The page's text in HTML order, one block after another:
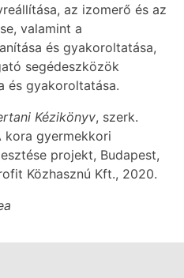
az izomerő és az
valamint a
és gyakoroltatása,
segédeszközök
és gyakoroltatása.
Kézikönyv, szerk.
kora gyermekkori
projekt, Budapest,
Közhasznú Kft., 2020.